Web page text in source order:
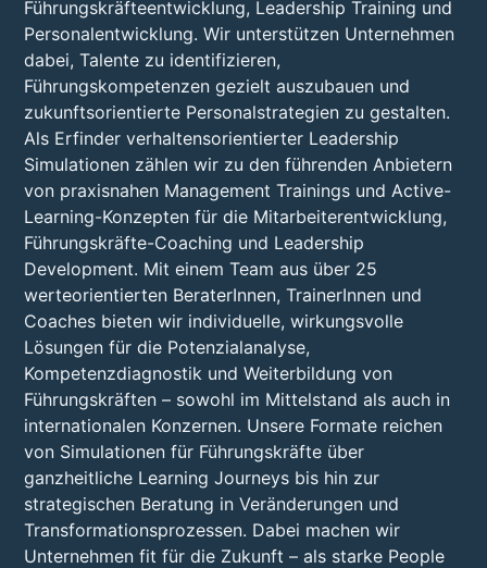
Führungskräfteentwicklung, Leadership Training und
Personalentwicklung. Wir unterstützen Unternehmen
dabei, Talente zu identifizieren,
Führungskompetenzen gezielt auszubauen und
zukunftsorientierte Personalstrategien zu gestalten.
Als Erfinder verhaltensorientierter Leadership
Simulationen zählen wir zu den führenden Anbietern
von praxisnahen Management Trainings und Active-
Learning-Konzepten für die Mitarbeiterentwicklung,
Führungskräfte-Coaching und Leadership
Development. Mit einem Team aus über 25
werteorientierten BeraterInnen, TrainerInnen und
Coaches bieten wir individuelle, wirkungsvolle
Lösungen für die Potenzialanalyse,
Kompetenzdiagnostik und Weiterbildung von
Führungskräften – sowohl im Mittelstand als auch in
internationalen Konzernen. Unsere Formate reichen
von Simulationen für Führungskräfte über
ganzheitliche Learning Journeys bis hin zur
strategischen Beratung in Veränderungen und
Transformationsprozessen. Dabei machen wir
Unternehmen fit für die Zukunft – als starke People